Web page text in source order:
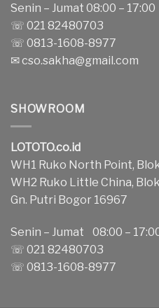
Senin – Jumat 08:00 – 17:00
☏ 021 82480703
☏ 0813-1608-8977
✉cso.sakha@gmail.com
SHOWROOM
LOTOTO.co.id
WH1 Ruko North Point,
WH2 Ruko Little China,
Gn. Putri Bogor 16967
Senin – Jumat 08:00 –
☏ 021 82480703
☏ 0813-1608-8977